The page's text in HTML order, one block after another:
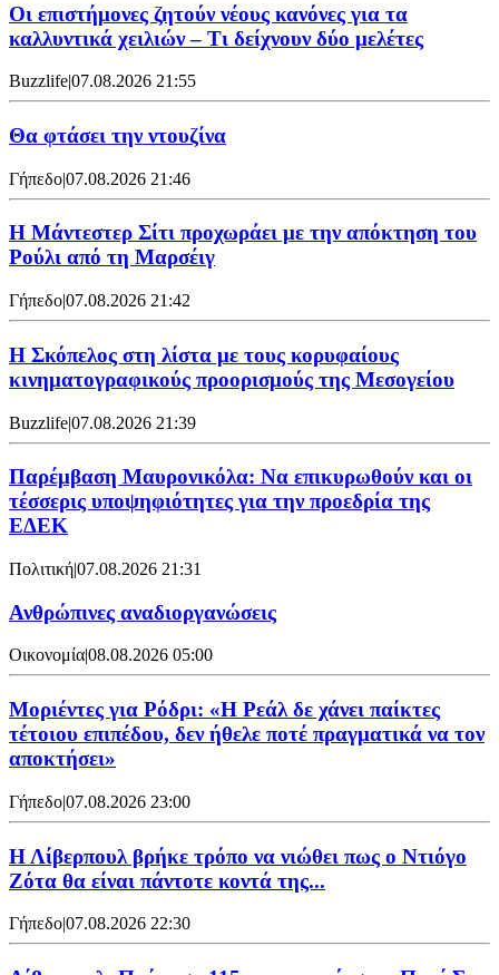
Οι επιστήμονες ζητούν νέους κανόνες για τα
καλλυντικά χειλιών – Τι δείχνουν δύο μελέτες
Buzzlife|07.08.2026 21:55
Θα φτάσει την ντουζίνα
Γήπεδο|07.08.2026 21:46
Η Μάντεστερ Σίτι προχωράει με την απόκτηση του
Ρούλι από τη Μαρσέιγ
Γήπεδο|07.08.2026 21:42
Η Σκόπελος στη λίστα με τους κορυφαίους
κινηματογραφικούς προορισμούς της Μεσογείου
Buzzlife|07.08.2026 21:39
Παρέμβαση Μαυρονικόλα: Να επικυρωθούν και οι
τέσσερις υποψηφιότητες για την προεδρία της
ΕΔΕΚ
Πολιτική|07.08.2026 21:31
Ανθρώπινες αναδιοργανώσεις
Οικονομία|08.08.2026 05:00
Μοριέντες για Ρόδρι: «Η Ρεάλ δε χάνει παίκτες
τέτοιου επιπέδου, δεν ήθελε ποτέ πραγματικά να τον
αποκτήσει»
Γήπεδο|07.08.2026 23:00
Η Λίβερπουλ βρήκε τρόπο να νιώθει πως ο Ντιόγο
Ζότα θα είναι πάντοτε κοντά της...
Γήπεδο|07.08.2026 22:30